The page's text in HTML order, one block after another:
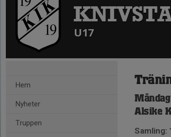
U17
Hem
Nyheter
Truppen
Alsike
Samling: